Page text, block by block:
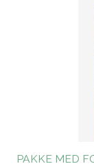
PAKKE MED